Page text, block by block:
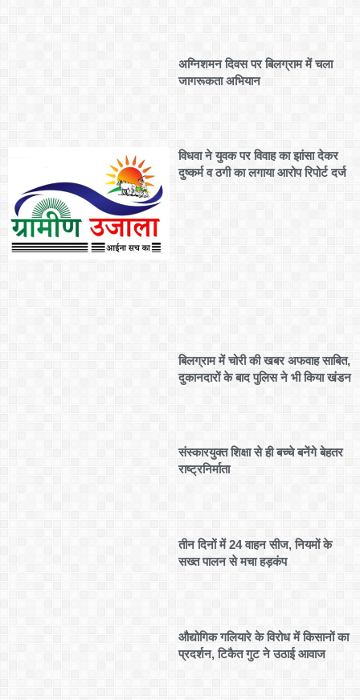
अग्निशमन दिवस पर बिलग्राम में चला
जागरूकता अभियान
विधवा ने युवक पर विवाह का झांसा देकर
दुष्कर्म व ठगी का लगाया आरोप रिपोर्ट दर्ज
बिलग्राम में चोरी की खबर अफवाह साबित,
दुकानदारों के बाद पुलिस ने भी किया खंडन
संस्कारयुक्त शिक्षा से ही बच्चे बनेंगे बेहतर
राष्ट्रनिर्माता
तीन दिनों में 24 वाहन सीज, नियमों के
सख्त पालन से मचा हड़कंप
औद्योगिक गलियारे के विरोध में किसानों का
प्रदर्शन, टिकैत गुट ने उठाई आवाज